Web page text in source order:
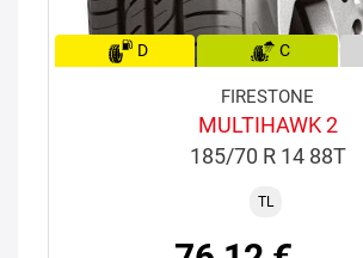
D C
FIRESTONE
MULTIHAWK 2
185/70 R 14 88T
TL